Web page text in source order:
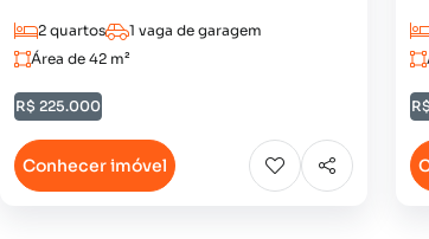
2 quartos
1 vaga de garagem
Área de 42 m²
R$ 225.000
Conhecer imóvel